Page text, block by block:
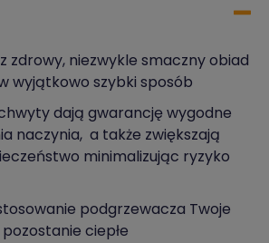
zdrowy, niezwykle smaczny obiad
wyjątkowo szybki sposób
dają gwarancję wygodne
naczynia, a także zwiększają
minimalizując ryzyko
podgrzewacza Twoje
pozostanie ciepłe